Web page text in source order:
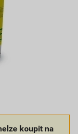
koupit na